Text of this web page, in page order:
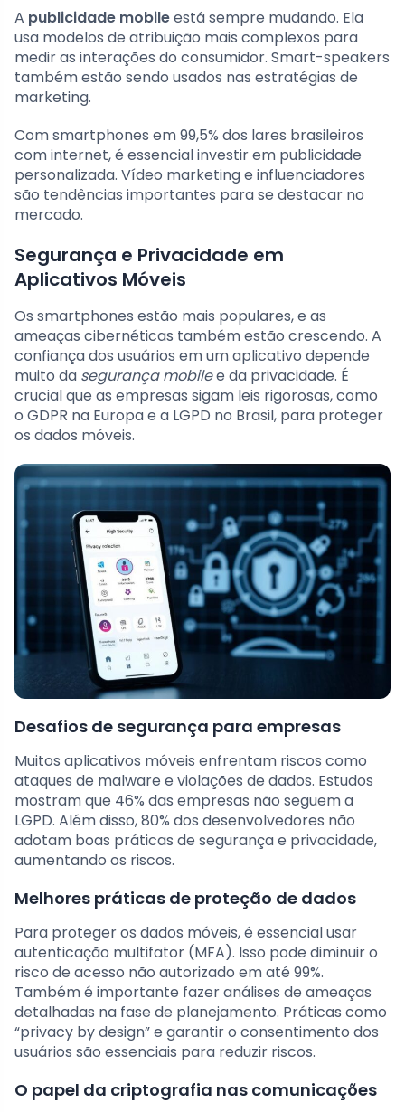
A publicidade mobileestá sempre mudando. Ela
usa modelos de atribuição mais complexos para
medir as interações do consumidor. Smart-speakers
também estão sendo usados nas estratégias de
marketing.
Com smartphones em 99,5% dos lares brasileiros
com internet, é essencial investir em publicidade
personalizada. Vídeo marketing e influenciadores
são tendências importantes para se destacar no
mercado.
Segurança e Privacidade em
Aplicativos Móveis
Os smartphones estão mais populares, e as
ameaças cibernéticas também estão crescendo. A
confiança dos usuários em um aplicativo depende
muito da segurança mobilee da privacidade. É
crucial que as empresas sigam leis rigorosas, como
o GDPR na Europa e a LGPD no Brasil, para proteger
os dados móveis.
Desafios de segurança para empresas
Muitos aplicativos móveis enfrentam riscos como
ataques de malware e violações de dados. Estudos
mostram que 46% das empresas não seguem a
LGPD. Além disso, 80% dos desenvolvedores não
adotam boas práticas de segurança e privacidade,
aumentando os riscos.
Melhores práticas de proteção de dados
Para proteger os dados móveis, é essencial usar
autenticação multifator (MFA). Isso pode diminuir o
risco de acesso não autorizado em até 99%.
Também é importante fazer análises de ameaças
detalhadas na fase de planejamento. Práticas como
“privacy by design” e garantir o consentimento dos
usuários são essenciais para reduzir riscos.
O papel da criptografia nas comunicações